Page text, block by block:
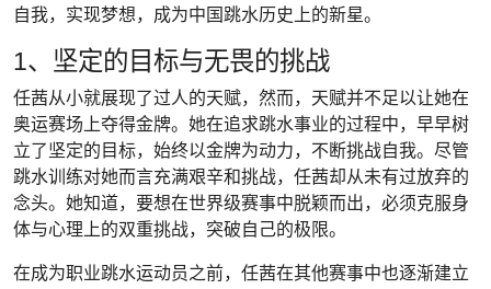
自我，实现梦想，成为中国跳水历史上的新星。
1、坚定的目标与无畏的挑战
任茜从小就展现了过人的天赋，然而，天赋并不足以让她在
奥运赛场上夺得金牌。她在追求跳水事业的过程中，早早树
立了坚定的目标，始终以金牌为动力，不断挑战自我。尽管
跳水训练对她而言充满艰辛和挑战，任茜却从未有过放弃的
念头。她知道，要想在世界级赛事中脱颖而出，必须克服身
体与心理上的双重挑战，突破自己的极限。
在成为职业跳水运动员之前，任茜在其他赛事中也逐渐建立